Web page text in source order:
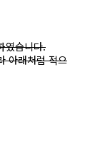
였습니다.
아래처럼 적으